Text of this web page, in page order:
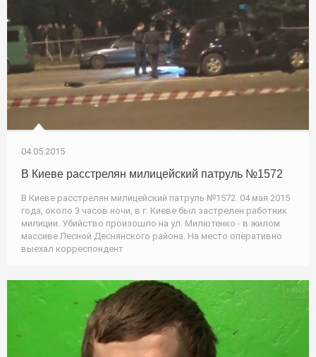
04.05.2015
В Киеве расстрелян милицейский патруль №1572
В Киеве расстрелян милицейский патруль №1572. 04 мая 2015
года, около 3 часов ночи, в г. Киеве был застрелен работник
милиции. Убийство произошло на ул. Милютенко - в жилом
массиве Лесной Деснянского района. На место оперативно
выехал корреспондент